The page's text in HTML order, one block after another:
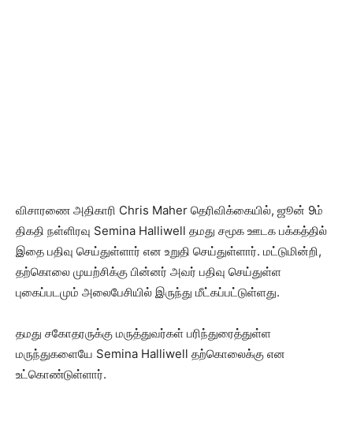
விசாரணை அதிகாரி Chris Maher தெரிவிக்கையில், ஜூன் 9ம்
திகதி நள்ளிரவு Semina Halliwell தமது சமூக ஊடக பக்கத்தில்
இதை பதிவு செய்துள்ளார் என உறுதி செய்துள்ளார். மட்டுமின்றி,
தற்கொலை முயற்சிக்கு பின்னர் அவர் பதிவு செய்துள்ள
புகைப்படமும் அலைபேசியில் இருந்து மீட்கப்பட்டுள்ளது.
தமது சகோதரருக்கு மருத்துவர்கள் பரிந்துரைத்துள்ள
மருந்துகளையே Semina Halliwell தற்கொலைக்கு என
உட்கொண்டுள்ளார்.